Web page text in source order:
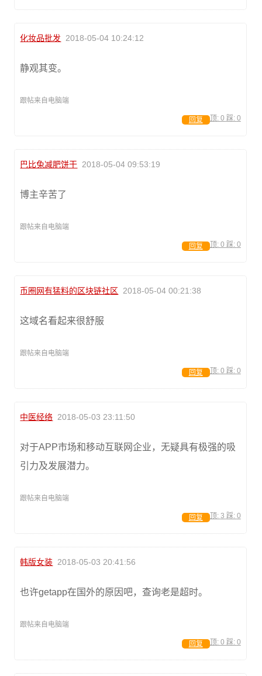
化妆品批发 2018-05-04 10:24:12
静观其变。
跟帖来自电脑端
顶: 0 踩: 0
回复
巴比兔减肥饼干 2018-05-04 09:53:19
博主辛苦了
跟帖来自电脑端
顶: 0 踩: 0
回复
币圈网有猛料的区块链社区 2018-05-04 00:21:38
这域名看起来很舒服
跟帖来自电脑端
顶: 0 踩: 0
回复
中医经络 2018-05-03 23:11:50
对于APP市场和移动互联网企业，无疑具有极强的吸
引力及发展潜力。
跟帖来自电脑端
顶: 3 踩: 0
回复
韩版女装 2018-05-03 20:41:56
也许getapp在国外的原因吧，查询老是超时。
跟帖来自电脑端
顶: 0 踩: 0
回复